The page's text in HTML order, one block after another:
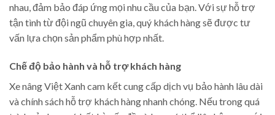
nhau, đảm bảo đáp ứng mọi nhu cầu của bạn. Với sự hỗ trợ
tận tình từ đội ngũ chuyên gia, quý khách hàng sẽ được tư
vấn lựa chọn sản phẩm phù hợp nhất.
Chế độ bảo hành và hỗ trợ khách hàng
Xe nâng Việt Xanh cam kết cung cấp dịch vụ bảo hành lâu dài
và chính sách hỗ trợ khách hàng nhanh chóng. Nếu trong quá